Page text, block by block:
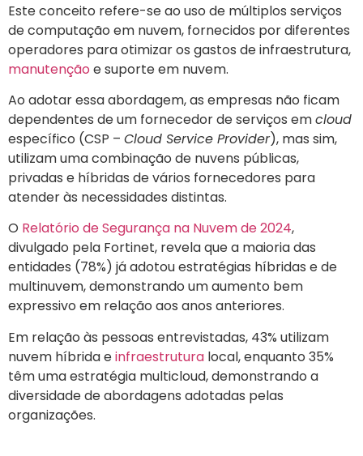
Este conceito refere-se ao uso de múltiplos serviços
de computação em nuvem, fornecidos por diferentes
operadores para otimizar os gastos de infraestrutura,
manutenção e suporte em nuvem.
Ao adotar essa abordagem, as empresas não ficam
dependentes de um fornecedor de serviços emcloud
específico (CSP – Cloud Service Provider), mas sim,
utilizam uma combinação de nuvens públicas,
privadas e híbridas de vários fornecedores para
atender às necessidades distintas.
O Relatório de Segurança na Nuvem de 2024,
divulgado pela Fortinet, revela que a maioria das
entidades (78%) já adotou estratégias híbridas e de
multinuvem, demonstrando um aumento bem
expressivo em relação aos anos anteriores.
Em relação às pessoas entrevistadas, 43% utilizam
nuvem híbrida einfraestrutura local, enquanto 35%
têm uma estratégia multicloud, demonstrando a
diversidade de abordagens adotadas pelas
organizações.